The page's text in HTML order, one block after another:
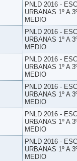
PNLD 2016 -
URBANAS 1º A
MEDIO
PNLD 2016 -
URBANAS 1º A
MEDIO
PNLD 2016 -
URBANAS 1º A
MEDIO
PNLD 2016 -
URBANAS 1º A
MEDIO
PNLD 2016 -
URBANAS 1º A
MEDIO
PNLD 2016 -
URBANAS 1º A
MEDIO